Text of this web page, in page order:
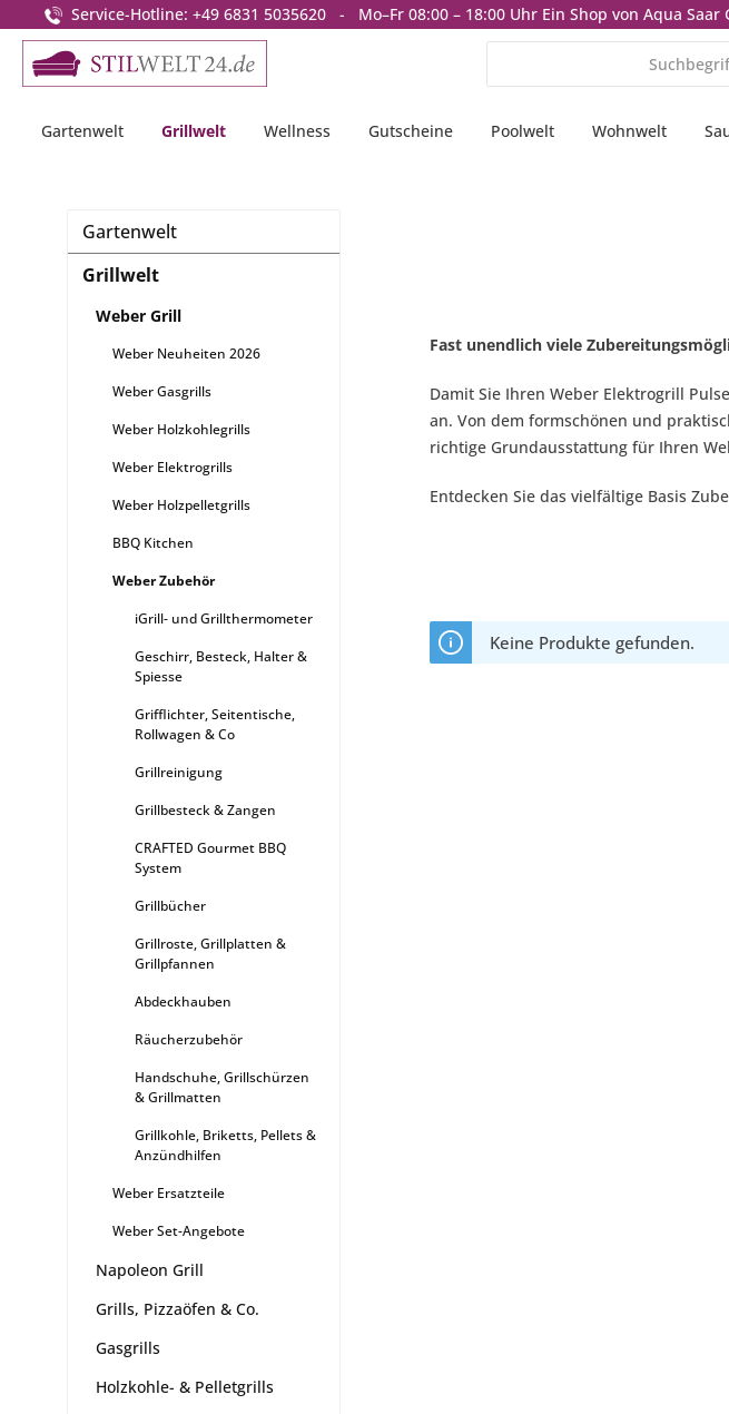
Zur Hauptnavigation springen
Service-Hotline: +49 6831 5035620 - Mo–Fr 08:00 – 18:00 Uhr Ein Shop von Aqua Saar
Gartenwelt Grillwelt Wellness Gutscheine Poolwelt Wohnwelt
Gartenwelt
Grillwelt
Weber Grill
Weber Neuheiten 2026
Weber Gasgrills
Weber Holzkohlegrills
Weber Elektrogrills
Weber Holzpelletgrills
BBQ Kitchen
Weber Zubehör
iGrill- und Grillthermometer
Geschirr, Besteck, Halter &
Spiesse
Grifflichter, Seitentische,
Rollwagen & Co
Grillreinigung
Grillbesteck & Zangen
CRAFTED Gourmet BBQ
System
Grillbücher
Grillroste, Grillplatten &
Grillpfannen
Abdeckhauben
Räucherzubehör
Handschuhe, Grillschürzen
& Grillmatten
Grillkohle, Briketts, Pellets &
Anzündhilfen
Weber Ersatzteile
Weber Set-Angebote
Napoleon Grill
Grills, Pizzaöfen & Co.
Gasgrills
Holzkohle- & Pelletgrills
Fast unendlich viele
Damit Sie Ihren Weber Elektrogrill
an. Von dem formschönen und
richtige Grundausstattung für Ihren
Entdecken Sie das vielfältige Basis
Keine Produkte gefunden.